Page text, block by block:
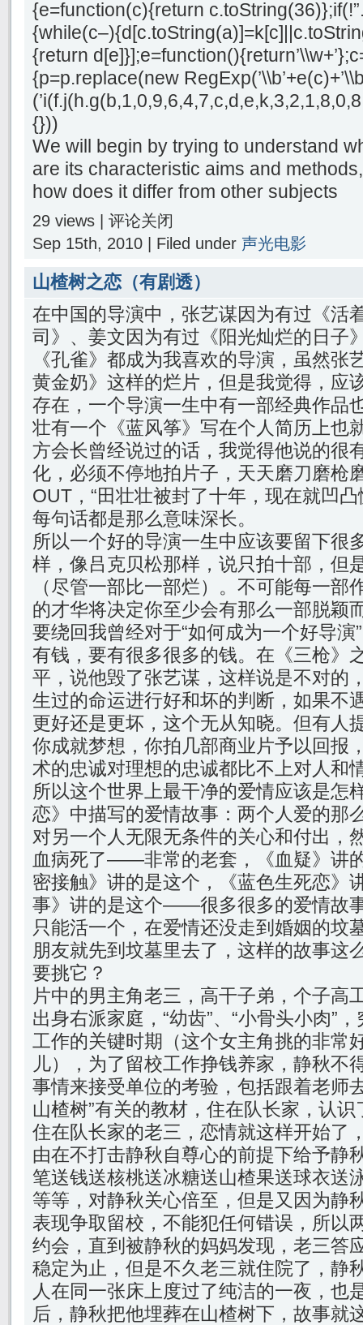
{e=function(c){return
{return
{p=p.replace(new
{}))
We will begin by trying to understand
are its characteristic aims and
how does it differ from other subjects
29 views | 评论关闭
Sep 15th, 2010 | Filed under 声光电影
山楂树之恋（有剧透）
在中国的导演中，张艺谋因为有过《活
司》、姜文因为有过《阳光灿烂的日子
《孔雀》都成为我喜欢的导演，虽然张
黄金奶》这样的烂片，但是我觉得，应
存在，一个导演一生中有一部经典作品
壮有一个《蓝风筝》写在个人简历上也
方会长曾经说过的话，我觉得他说的很
化，必须不停地拍片子，天天磨刀磨枪
OUT，“田壮壮被封了十年，现在就凹
每句话都是那么意味深长。
所以一个好的导演一生中应该要留下很
样，像吕克贝松那样，说只拍十部，但
（尽管一部比一部烂）。不可能每一部
的才华将决定你至少会有那么一部脱颖
要绕回我曾经对于“如何成为一个好导
有钱，要有很多很多的钱。在《三枪》
平，说他毁了张艺谋，这样说是不对的
生过的命运进行好和坏的判断，如果不
更好还是更坏，这个无从知晓。但有人
你成就梦想，你拍几部商业片予以回报
术的忠诚对理想的忠诚都比不上对人和
所以这个世界上最干净的爱情应该是怎
恋》中描写的爱情故事：两个人爱的那
对另一个人无限无条件的关心和付出，
血病死了——非常的老套，《血疑》讲
密接触》讲的是这个，《蓝色生死恋》
事》讲的是这个——很多很多的爱情故
只能活一个，在爱情还没走到婚姻的坟
朋友就先到坟墓里去了，这样的故事这
要挑它？
片中的男主角老三，高干子弟，个子高
出身右派家庭，“幼齿”、“小骨头小肉”
工作的关键时期（这个女主角挑的非常
儿），为了留校工作挣钱养家，静秋不
事情来接受单位的考验，包括跟着老师
山楂树”有关的教材，住在队长家，认
住在队长家的老三，恋情就这样开始了
由在不打击静秋自尊心的前提下给予静
笔送钱送核桃送冰糖送山楂果送球衣送
等等，对静秋关心倍至，但是又因为静
表现争取留校，不能犯任何错误，所以
约会，直到被静秋的妈妈发现，老三答
稳定为止，但是不久老三就住院了，静
人在同一张床上度过了纯洁的一夜，也
后，静秋把他埋葬在山楂树下，故事就